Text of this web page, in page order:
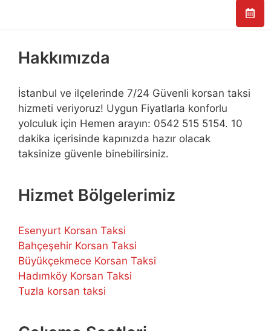
Hakkımızda
İstanbul ve ilçelerinde 7/24 Güvenli korsan taksi
hizmeti veriyoruz! Uygun Fiyatlarla konforlu
yolculuk için Hemen arayın: 0542 515 5154. 10
dakika içerisinde kapınızda hazır olacak
taksinize güvenle binebilirsiniz.
Hizmet Bölgelerimiz
Esenyurt Korsan Taksi
Bahçeşehir Korsan Taksi
Büyükçekmece Korsan Taksi
Hadımköy Korsan Taksi
Tuzla korsan taksi